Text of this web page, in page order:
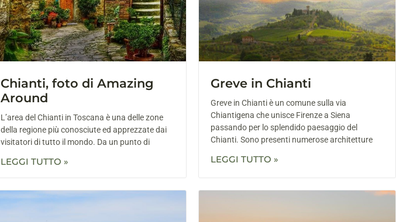
Chianti, foto di Amazing
Around
L’area del Chianti in Toscana è una delle zone
della regione più conosciute ed apprezzate dai
visitatori di tutto il mondo. Da un punto di
LEGGI TUTTO »
Greve in Chianti
Greve in Chianti è un comune sulla via
Chiantigena che unisce Firenze a Siena
passando per lo splendido paesaggio del
Chianti. Sono presenti numerose architetture
LEGGI TUTTO »